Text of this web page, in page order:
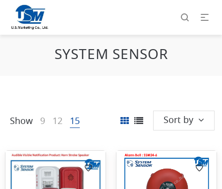
SYSTEM SENSOR
Show 9 12 15 Sort by